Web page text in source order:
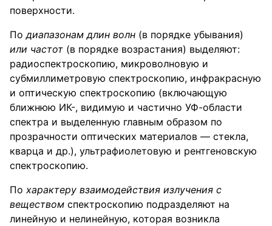
поверхности.
По диапазонам длин волн (в порядке убывания)
или частот (в порядке возрастания) выделяют:
радиоспектроскопию, микроволновую и
субмиллиметровую спектроскопию, инфракрасную
и оптическую спектроскопию (включающую
ближнюю ИК-, видимую и частично УФ-области
спектра и выделенную главным образом по
прозрачности оптических материалов — стекла,
кварца и др.), ультрафиолетовую и рентгеновскую
спектроскопию.
По характеру взаимодействия излучения с
веществом спектроскопию подразделяют на
линейную и нелинейную, которая возникла